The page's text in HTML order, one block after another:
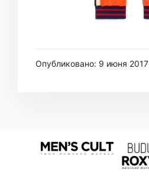
Опубликовано: 9 июня 2017